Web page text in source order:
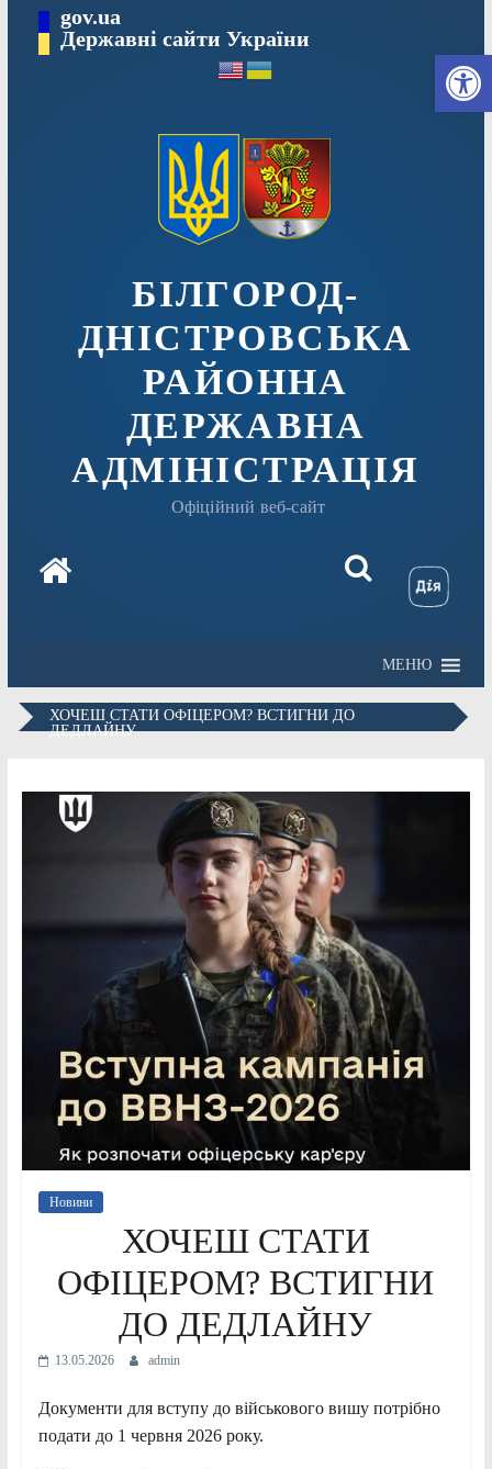
вмісту
gov.ua
Державні сайти України
БІЛГОРОД-
ДНІСТРОВСЬКА
РАЙОННА
ДЕРЖАВНА
АДМІНІСТРАЦІЯ
Офіційний веб-сайт
МЕНЮ
ХОЧЕШ СТАТИ ОФІЦЕРОМ? ВСТИГНИ ДО
ДЕДЛАЙНУ
Новини
ХОЧЕШ СТАТИ
ОФІЦЕРОМ? ВСТИГНИ
ДО ДЕДЛАЙНУ
13.05.2026 admin
Документи для вступу до військового вишу потрібно
подати до 1 червня 2026 року.